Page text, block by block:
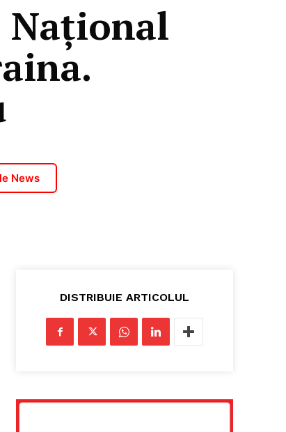
Național
News
DISTRIBUIE ARTICOLUL